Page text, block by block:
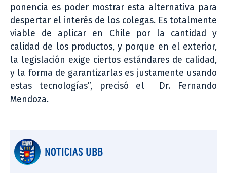
ponencia es poder mostrar esta alternativa para
despertar el interés de los colegas. Es totalmente
viable de aplicar en Chile por la cantidad y
calidad de los productos, y porque en el exterior,
la legislación exige ciertos estándares de calidad,
y la forma de garantizarlas es justamente usando
estas tecnologías”, precisó el Dr. Fernando
Mendoza.
NOTICIAS UBB